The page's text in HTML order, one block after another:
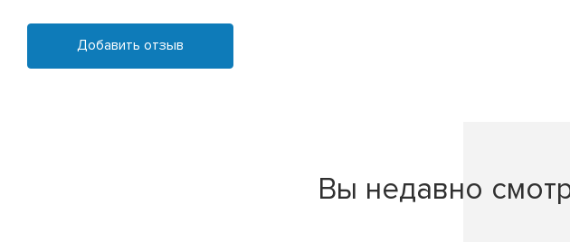
Добавить отзыв
Вы недавно